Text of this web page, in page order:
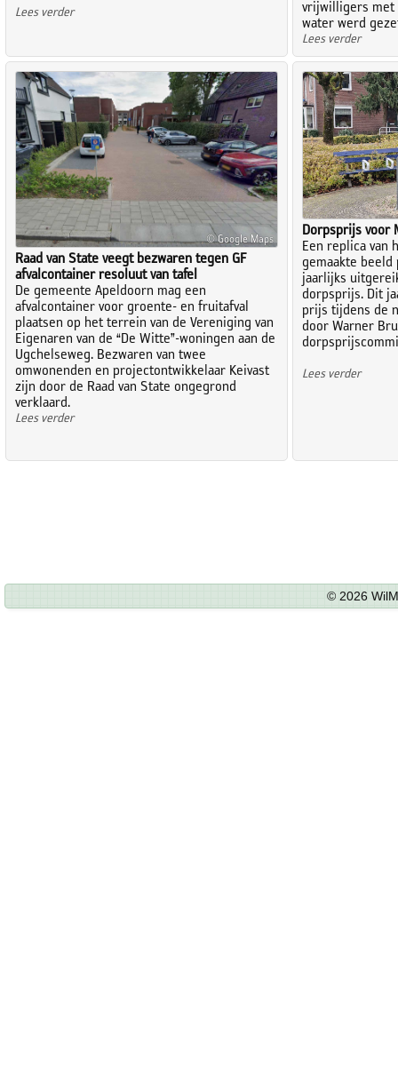
Lees verder
vrijwilligers met
water werd
Lees verder
© Google Maps
Raad van State veegt bezwaren tegen GF
afvalcontainer resoluut van tafel
De gemeente Apeldoorn mag een
afvalcontainer voor groente- en fruitafval
plaatsen op het terrein van de Vereniging van
Eigenaren van de “De Witte”-woningen aan de
Ugchelseweg. Bezwaren van twee
omwonenden en projectontwikkelaar Keivast
zijn door de Raad van State ongegrond
verklaard.
Lees verder
Dorpsprijs voor
Een replica van
gemaakte
jaarlijks
dorpsprijs. Dit
prijs tijdens de
door Warner
Lees verder
© 2026